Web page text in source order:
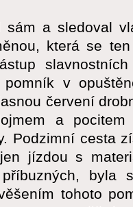
a sledoval
která se
v
červení
a pocitem
Podzimní cesta
jízdou s
byla
tohoto